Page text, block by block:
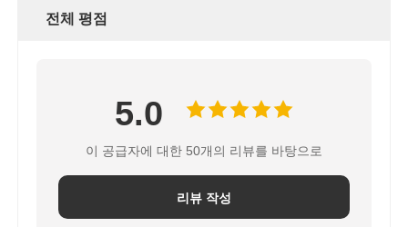
전체 평점
5.0
이 공급자에 대한 50개의 리뷰를 바탕으로
리뷰 작성